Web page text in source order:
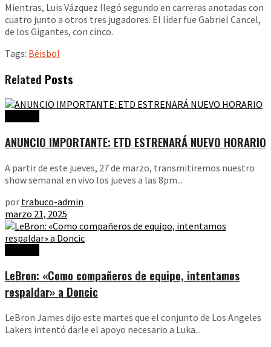
Mientras, Luis Vázquez llegó segundo en carreras anotadas con
cuatro junto a otros tres jugadores. El líder fue Gabriel Cancel,
de los Gigantes, con cinco.
Tags: Béisbol
Related Posts
ANUNCIO IMPORTANTE: ETD ESTRENARÁ NUEVO HORARIO
A partir de este jueves, 27 de marzo, transmitiremos nuestro
show semanal en vivo los jueves a las 8pm...
por trabuco-admin
marzo 21, 2025
LeBron: «Como compañeros de equipo, intentamos
respaldar» a Doncic
LeBron James dijo este martes que el conjunto de Los Angeles
Lakers intentó darle el apoyo necesario a Luka...